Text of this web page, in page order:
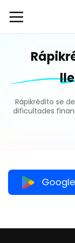
Acerca
Centro
Rápikrédito se
dificultades